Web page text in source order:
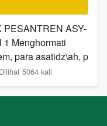
PESANTREN ASY-
1 Menghormati
para asatidz\ah, p
5064 kali